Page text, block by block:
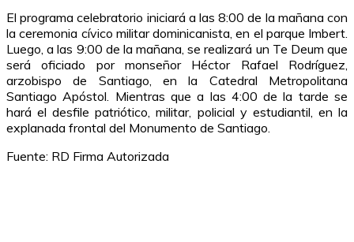
El programa celebratorio iniciará a las 8:00 de la mañana con
la ceremonia cívico militar dominicanista, en el parque Imbert.
Luego, a las 9:00 de la mañana, se realizará un Te Deum que
será oficiado por monseñor Héctor Rafael Rodríguez,
arzobispo de Santiago, en la Catedral Metropolitana
Santiago Apóstol. Mientras que a las 4:00 de la tarde se
hará el desfile patriótico, militar, policial y estudiantil, en la
explanada frontal del Monumento de Santiago.
Fuente: RD Firma Autorizada